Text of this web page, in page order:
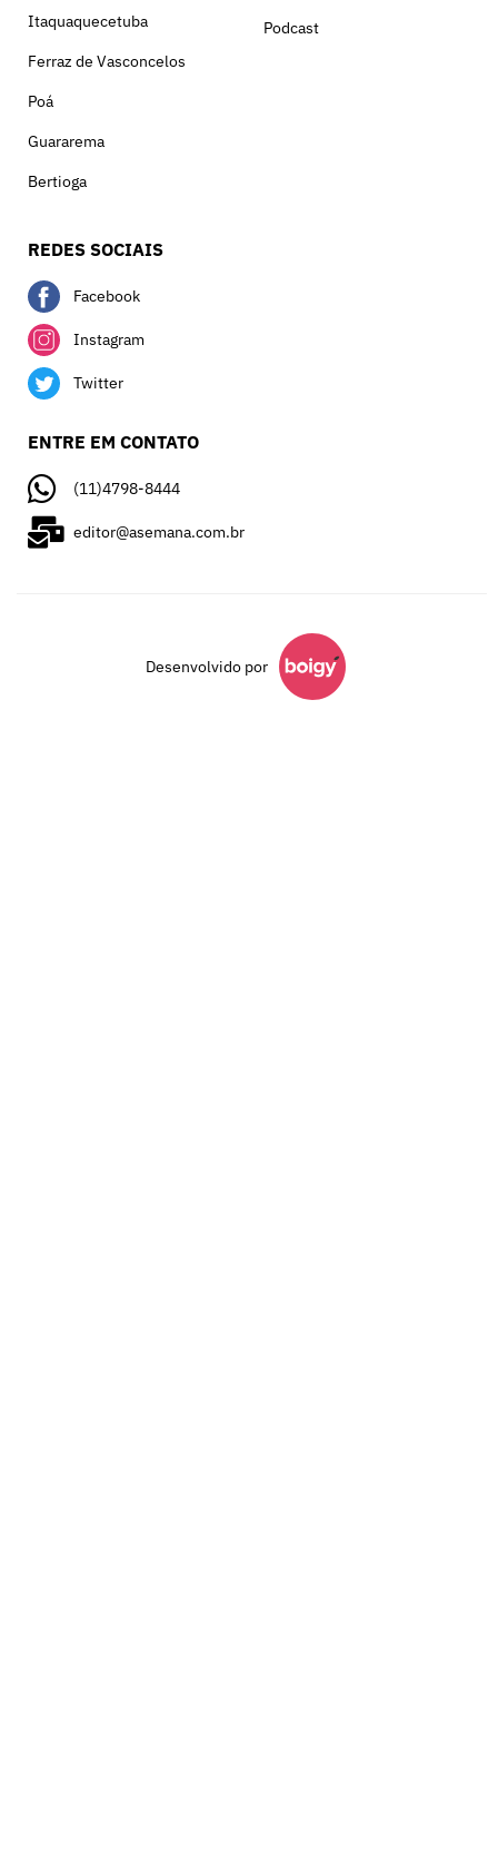
Itaquaquecetuba
Ferraz de Vasconcelos
Poá
Guararema
Bertioga
Podcast
REDES SOCIAIS
Facebook
Instagram
Twitter
ENTRE EM CONTATO
(11)4798-8444
editor@asemana.com.br
Desenvolvido por